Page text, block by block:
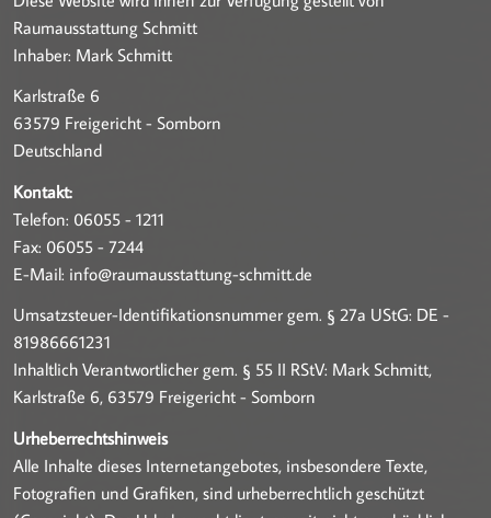
Raumausstattung Schmitt
Inhaber: Mark Schmitt
Karlstraße 6
63579 Freigericht - Somborn
Deutschland
Kontakt:
Telefon: 06055 - 1211
Fax: 06055 - 7244
E-Mail: info@raumausstattung-schmitt.de
Umsatzsteuer-Identifikationsnummer gem. § 27a UStG: DE -
81986661231
Inhaltlich Verantwortlicher gem. § 55 II RStV: Mark Schmitt,
Karlstraße 6, 63579 Freigericht - Somborn
Urheberrechtshinweis
Alle Inhalte dieses Internetangebotes, insbesondere Texte,
Fotografien und Grafiken, sind urheberrechtlich geschützt